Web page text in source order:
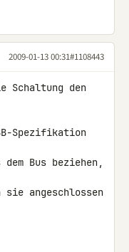
2009-01-13 00:31#1108443
Schaltung den
Spezifikation
Bus beziehen,
angeschlossen